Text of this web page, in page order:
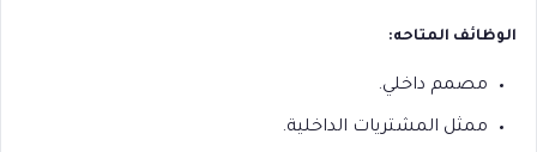
الوظائف المتاحه:
مصمم داخلي.
ممثل المشتريات الداخلية.